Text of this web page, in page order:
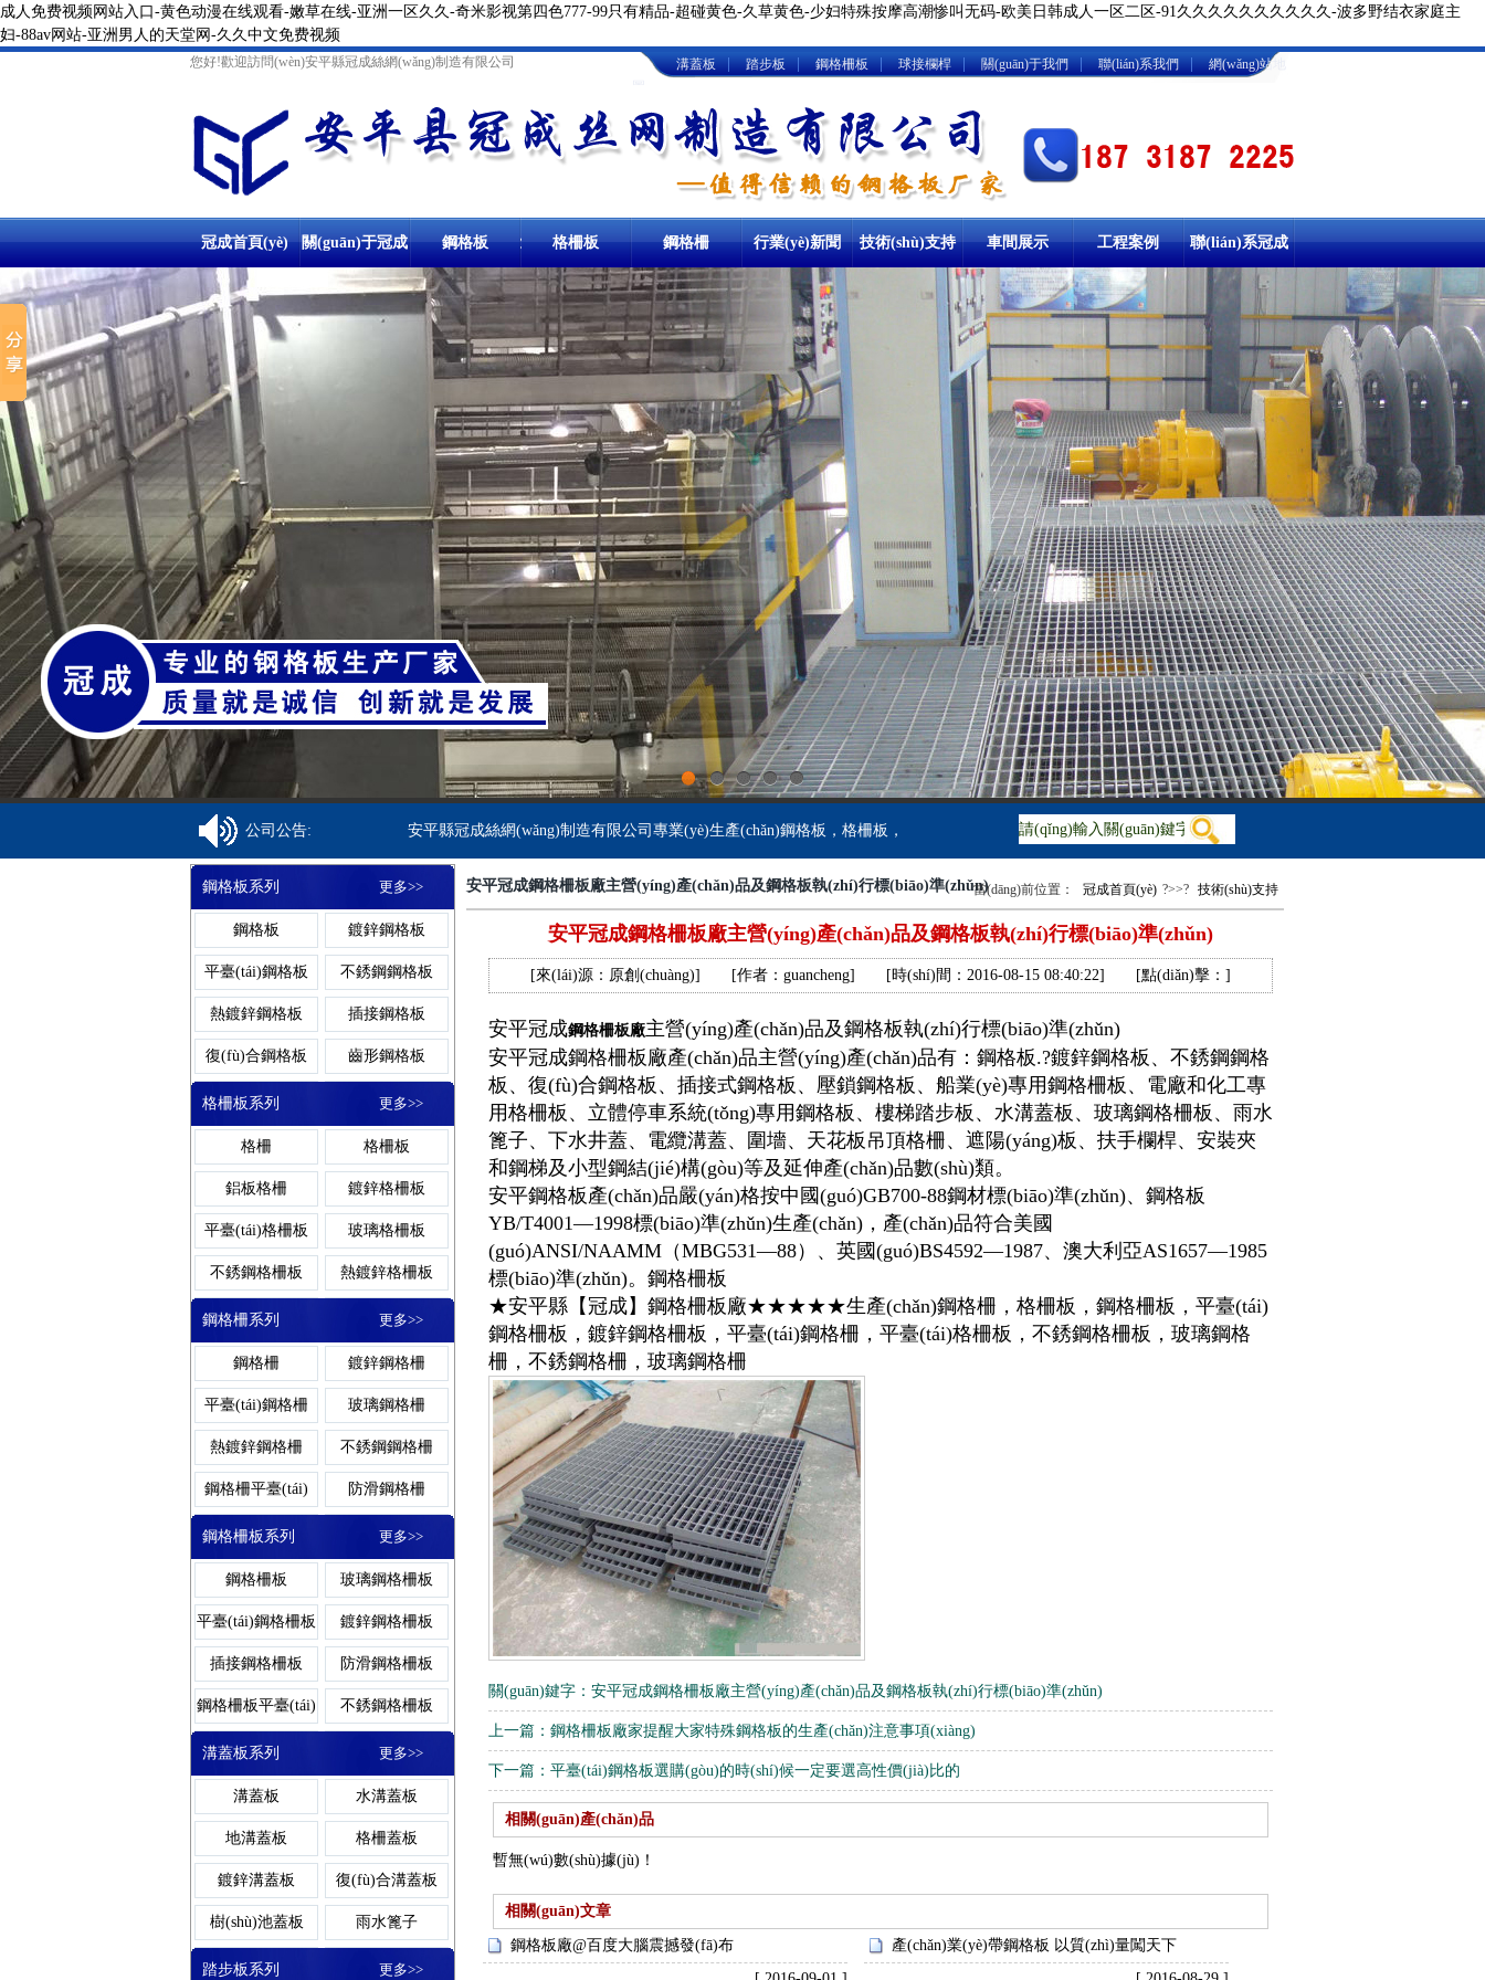
成人免费视频网站入口-黄色动漫在线观看-嫩草在线-亚洲一区久久-奇米影视第四色777-99只有精品-超碰黄色-久草黄色-少妇特殊按摩高潮惨叫无码-欧美日韩成人一区二区-91久久久久久久久久久久-波多野结衣家庭主
妇-88av网站-亚洲男人的天堂网-久久中文免费视频
您好!歡迎訪問(wèn)安平縣冠成絲網(wǎng)制造有限公司 溝蓋板 | 踏步板 | 鋼格柵板 | 球接欄桿 | 關(guān)于我們 | 聯(lián)系我們 |
網(wǎng)站地
冠成首頁(yè) 關(guān)于冠成 鋼格板 卸油臺(tái)鋼格
板
棧橋鋼格板
網(wǎng)格板
鋁格板
鋁格柵
網(wǎng)格柵
鋼格板廠家
鋼格板安裝夾
異形鋼格板
噴漆鋼格板
密型鋼格板
穿孔鋼格板
扇形鋼格板
鋼格板平臺(tái)
樓梯鋼格板
鋼格板蓋板
鋼格板護(hù)欄
格柵板 地溝格柵板
洗車房格柵板
冷鍍鋅格柵板
樓梯格柵板
吊頂格柵板
重型格柵板
聚酯格柵板
復(fù)合格柵板
齒形格柵板
格柵板平臺(tái)
插接格柵板
防滑格柵板
熱鍍鋅格柵板
不銹鋼格柵板
玻璃格柵板
平臺(tái)格柵板
鍍鋅格柵板
鋁板格柵
鋼格柵 熱浸鋅鋼格柵
重型鋼格柵
復(fù)合鋼格柵
齒形鋼格柵
玻璃鋼格柵蓋板
鋁板鋼格柵
鋼格柵蓋板
防滑鋼格柵
鋼格柵平臺(tái)
不銹鋼鋼格柵
熱鍍鋅鋼格柵
玻璃鋼格柵
平臺(tái)鋼格柵
鍍鋅鋼格柵
鋼格柵
行業(yè)新聞 技術(shù)支持 車間展示 工程案例 聯(lián)系冠成
鋼格柵板 冷鍍鋅鋼格柵板
齒形鋼格柵板
熱鍍鋅鋼格柵板
不銹鋼格柵板
(tái)
防滑鋼格柵板
插接鋼格柵板
鍍鋅鋼格柵板
平臺(tái)鋼格柵
玻璃鋼格柵板
鋼格柵板
溝蓋板 防滑溝蓋板
熱鍍鋅溝蓋板
金屬溝蓋板
異型溝蓋板
鋼格柵溝蓋板
網(wǎng)格溝蓋
樹(shù)池溝蓋
排水溝蓋板
雨水篦子
樹(shù)池蓋板
復(fù)合溝蓋板
鍍鋅溝蓋板
格柵蓋板
地溝蓋板
水溝蓋板
踏步板 熱鍍鋅踏步板
金屬踏步板
齒形踏步板
網(wǎng)格踏步
板
鍍鋅踏步板
防滑踏步板
樓梯踏步板
樓梯鋼板
踏板網(wǎng)
插接板
梯踏板
踏步板
球接欄桿 樓梯立柱
球形立柱欄桿
鍍鋅球接欄桿
球形柱欄桿
球型柱欄桿
球型欄桿
球接欄桿
1 2 3 4 5
公司公告: 安平縣冠成絲網(wǎng)制造有限公司專業(yè)生產(chǎn)鋼格板，格柵板，鋼格柵，鋼格柵板，溝蓋板，踏步板，球接欄桿
鋼格板系列 更多>>
鋼格板 鍍鋅鋼格板
平臺(tái)鋼格板 不銹鋼鋼格板
熱鍍鋅鋼格板 插接鋼格板
復(fù)合鋼格板 齒形鋼格板
熱浸鋅鋼格板 電鍍鋅鋼格板
防滑鋼格板 重型鋼格板
鋁板鋼格板 吊頂鋼格板
壓焊鋼格板 對(duì)插鋼格板
鋼格板吊頂 鋼格板護(hù)欄
鋼格板蓋板
鋼格板平臺(tái) 扇形鋼格板
穿孔鋼格板 密型鋼格板
玻璃鋼格板 噴漆鋼格板
異形鋼格板 鋼格板安裝夾
鋼格板廠家 網(wǎng)格柵
鋁格柵 鋁格板
網(wǎng)格板 棧橋鋼格板
卸油臺(tái)鋼格板
格柵板系列 更多>>
格柵 格柵板
鋁板格柵 鍍鋅格柵板
平臺(tái)格柵板 玻璃格柵板
不銹鋼格柵板 熱鍍鋅格柵板
防滑格柵板 插接格柵板
格柵板平臺(tái) 齒形格柵板
復(fù)合格柵板 聚酯格柵板
重型格柵板 吊頂格柵板
樓梯格柵板 冷鍍鋅格柵板
洗車房格柵板
鋼格柵系列 更多>>
鋼格柵 鍍鋅鋼格柵
平臺(tái)鋼格柵 玻璃鋼格柵
熱鍍鋅鋼格柵 不銹鋼鋼格柵
鋼格柵平臺(tái) 防滑鋼格柵
鋼格柵蓋板 鋁板鋼格柵
玻璃鋼格柵蓋板 齒形鋼格柵
復(fù)合鋼格柵 重型鋼格柵
熱浸鋅鋼格柵
鋼格柵板系列 更多>>
鋼格柵板 玻璃鋼格柵板
平臺(tái)鋼格柵板 鍍鋅鋼格柵板
插接鋼格柵板 防滑鋼格柵板
鋼格柵板平臺(tái) 不銹鋼格柵板
熱鍍鋅鋼格柵板 復(fù)合鋼格柵板
齒形鋼格柵板 焊接鋼格柵板
異型鋼格柵板
停車場(chǎng)鋼
格柵板
冷鍍鋅鋼格柵板
溝蓋板系列 更多>>
溝蓋板 水溝蓋板
地溝蓋板 格柵蓋板
鍍鋅溝蓋板 復(fù)合溝蓋板
樹(shù)池蓋板 雨水篦子
排水溝蓋板 樹(shù)池溝蓋板
踏步板系列 更多>>
安平冠成鋼格柵板廠主營(yíng)產(chǎn)品及鋼格板執(zhí)行標(biāo)準(zhǔn)當(dāng)前位置： 冠成首頁(yè) ?>>? 技術(shù)支持
安平冠成鋼格柵板廠主營(yíng)產(chǎn)品及鋼格板執(zhí)行標(biāo)準(zhǔn)
[來(lái)源：原創(chuàng)] [作者： guancheng] [時(shí)間：2016-08-15 08:40:22] [點(diǎn)擊： ]
安平冠成鋼格柵板廠主營(yíng)產(chǎn)品及鋼格板執(zhí)行標(biāo)準(zhǔn)
安平冠成鋼格柵板廠產(chǎn)品主營(yíng)產(chǎn)品有：鋼格板.?鍍鋅鋼格板、不銹鋼鋼格
板、復(fù)合鋼格板、插接式鋼格板、壓鎖鋼格板、船業(yè)專用鋼格柵板、電廠和化工專
用格柵板、立體停車系統(tǒng)專用鋼格板、樓梯踏步板、水溝蓋板、玻璃鋼格柵板、雨水
篦子、下水井蓋、電纜溝蓋、圍墻、天花板吊頂格柵、遮陽(yáng)板、扶手欄桿、安裝夾
和鋼梯及小型鋼結(jié)構(gòu)等及延伸產(chǎn)品數(shù)類。
安平鋼格板產(chǎn)品嚴(yán)格按中國(guó)GB700-88鋼材標(biāo)準(zhǔn)、鋼格板
YB/T4001—1998標(biāo)準(zhǔn)生產(chǎn)，產(chǎn)品符合美國
(guó)ANSI/NAAMM（MBG531—88）、英國(guó)BS4592—1987、澳大利亞AS1657—1985
標(biāo)準(zhǔn)。鋼格柵板
★安平縣【冠成】鋼格柵板廠★★★★★生產(chǎn)鋼格柵，格柵板，鋼格柵板，平臺(tái)
鋼格柵板，鍍鋅鋼格柵板，平臺(tái)鋼格柵，平臺(tái)格柵板，不銹鋼格柵板，玻璃鋼格
柵，不銹鋼格柵，玻璃鋼格柵
關(guān)鍵字： 安平冠成鋼格柵板廠主營(yíng)產(chǎn)品及鋼格板執(zhí)行標(biāo)準(zhǔn)
上一篇： 鋼格柵板廠家提醒大家特殊鋼格板的生產(chǎn)注意事項(xiàng)
下一篇： 平臺(tái)鋼格板選購(gòu)的時(shí)候一定要選高性價(jià)比的
相關(guān)產(chǎn)品
暫無(wú)數(shù)據(jù)！
相關(guān)文章
鋼格板廠@百度大腦震撼發(fā)布
產(chǎn)業(yè)帶鋼格板 以質(zhì)量闖天下